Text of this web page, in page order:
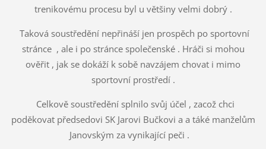
trenikovému procesu byl u většiny velmi dobrý .
Taková soustředění nepřináší jen prospěch po sportovní
stránce , ale i po stránce společenské . Hráči si mohou
ověřit , jak se dokáží k sobě navzájem chovat i mimo
sportovní prostředí .
Celkově soustředění splnilo svůj účel , zacož chci
poděkovat předsedovi SK Jarovi Bučkovi a a táké manželům
Janovským za vynikající peči .